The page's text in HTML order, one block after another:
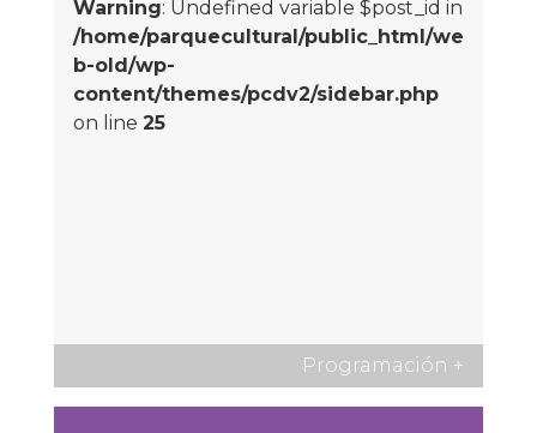
Warning: Undefined variable $post_id in
/home/parquecultural/public_html/we
b-old/wp-
content/themes/pcdv2/sidebar.php
on line 25
Programación +